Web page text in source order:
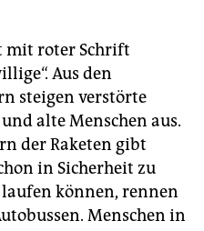
mit roter Schrift
Aus den
steigen verstörte
alte Menschen aus.
der Raketen gibt
in Sicherheit zu
laufen können, rennen
Menschen in